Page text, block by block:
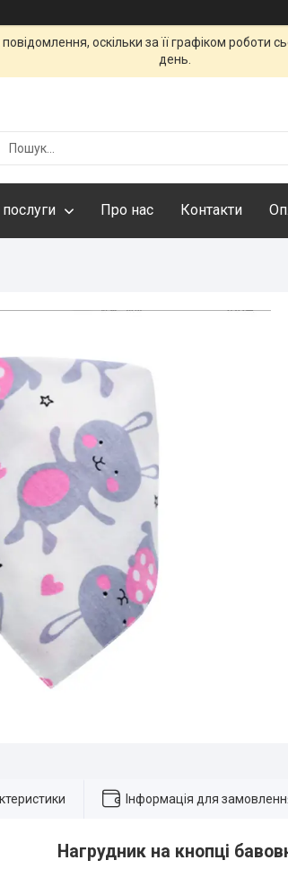
оскільки за її графіком роботи
день.
Про нас Контакти
Інформація для
Нагрудник на кнопці